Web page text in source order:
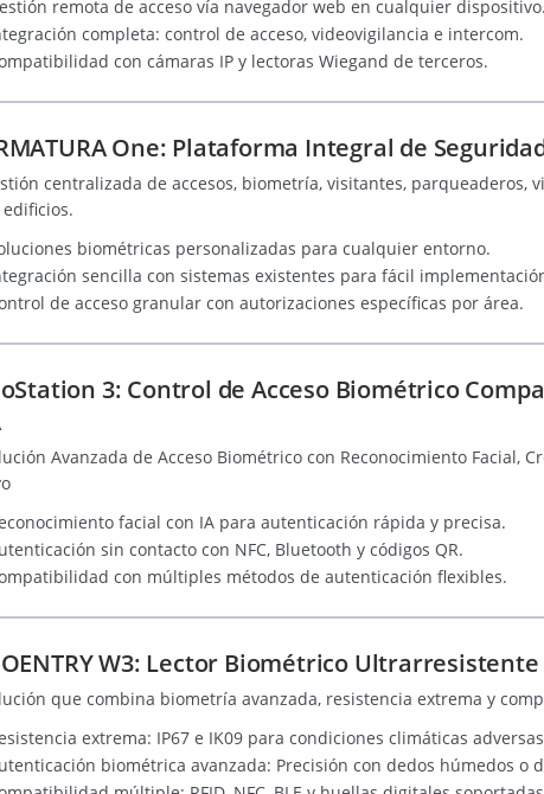
remota de acceso vía navegador web en cualquier dispositivo.
completa: control de acceso, videovigilancia e intercom.
con cámaras IP y lectoras Wiegand de terceros.
One: Plataforma Integral de
centralizada de accesos, biometría, visitantes, parqueaderos,
biométricas personalizadas para cualquier entorno.
sencilla con sistemas existentes para fácil
de acceso granular con autorizaciones específicas por área.
3: Control de Acceso Biométrico
Avanzada de Acceso Biométrico con Reconocimiento Facial,
facial con IA para autenticación rápida y precisa.
sin contacto con NFC, Bluetooth y códigos QR.
con múltiples métodos de autenticación flexibles.
W3: Lector Biométrico
que combina biometría avanzada, resistencia extrema y
extrema: IP67 e IK09 para condiciones climáticas
biométrica avanzada: Precisión con dedos húmedos o